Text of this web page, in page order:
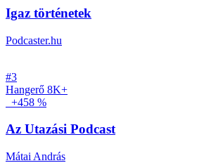
Igaz történetek
Podcaster.hu
#3
Hangerő 8K+
+458 %
Az Utazási Podcast
Mátai András